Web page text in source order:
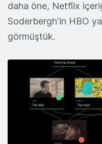
daha öne, Netflix
Soderbergh'in HBO
görmüştük.